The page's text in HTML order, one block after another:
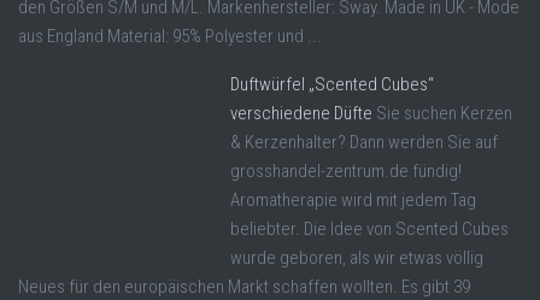
den Größen S/M und M/L. Markenhersteller: Sway. Made in UK - Mode
aus England Material: 95% Polyester und ...
Duftwürfel „Scented Cubes“
verschiedene Düfte Sie suchen Kerzen
& Kerzenhalter? Dann werden Sie auf
grosshandel-zentrum.de fündig!
Aromatherapie wird mit jedem Tag
beliebter. Die Idee von Scented Cubes
wurde geboren, als wir etwas völlig
Neues für den europäischen Markt schaffen wollten. Es gibt 39